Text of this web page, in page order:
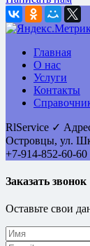
Главная
О нас
Услуги
Контакты
RlService ✓
Островцы, ул.
+7-914-852-60-60
Заказать звонок
Оставьте свои